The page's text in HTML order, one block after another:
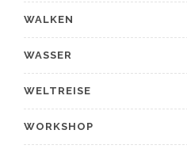
WALKEN
WASSER
WELTREISE
WORKSHOP